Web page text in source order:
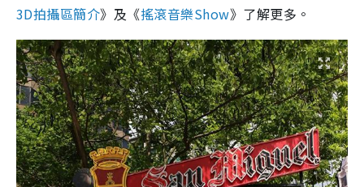
3D拍攝區簡介》及《搖滾音樂Show》了解更多。